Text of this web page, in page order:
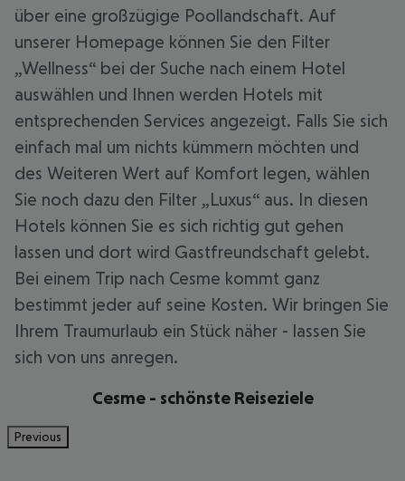
über eine großzügige Poollandschaft. Auf
unserer Homepage können Sie den Filter
„Wellness“ bei der Suche nach einem Hotel
auswählen und Ihnen werden Hotels mit
entsprechenden Services angezeigt. Falls Sie sich
einfach mal um nichts kümmern möchten und
des Weiteren Wert auf Komfort legen, wählen
Sie noch dazu den Filter „Luxus“ aus. In diesen
Hotels können Sie es sich richtig gut gehen
lassen und dort wird Gastfreundschaft gelebt.
Bei einem Trip nach Cesme kommt ganz
bestimmt jeder auf seine Kosten. Wir bringen Sie
Ihrem Traumurlaub ein Stück näher - lassen Sie
sich von uns anregen.
Cesme - schönste Reiseziele
Previous